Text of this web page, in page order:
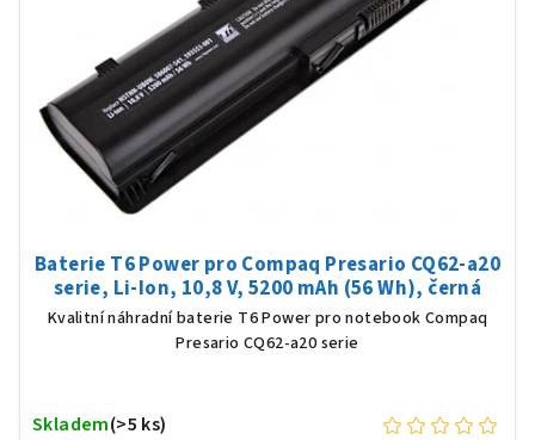
Baterie T6 Power pro Compaq Presario CQ62-a20
serie, Li-Ion, 10,8 V, 5200 mAh (56 Wh), černá
Kvalitní náhradní baterie T6 Power pro notebook Compaq
Presario CQ62-a20 serie
Skladem(>5 ks)